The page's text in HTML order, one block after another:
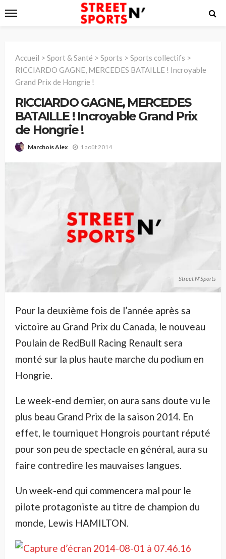
Accueil > Sport & Santé > Sports > Sports collectifs >
RICCIARDO GAGNE, MERCEDES BATAILLE ! Incroyable
Grand Prix de Hongrie !
RICCIARDO GAGNE, MERCEDES
BATAILLE ! Incroyable Grand Prix
de Hongrie !
Marchois Alex 1 août 2014
Street N'Sports
Pour la deuxième fois de l’année après sa
victoire au Grand Prix du Canada, le nouveau
Poulain de RedBull Racing Renault sera
monté sur la plus haute marche du podium en
Hongrie.
Le week-end dernier, on aura sans doute vu le
plus beau Grand Prix de la saison 2014. En
effet, le tourniquet Hongrois pourtant réputé
pour son peu de spectacle en général, aura su
faire contredire les mauvaises langues.
Un week-end qui commencera mal pour le
pilote protagoniste au titre de champion du
monde, Lewis HAMILTON.